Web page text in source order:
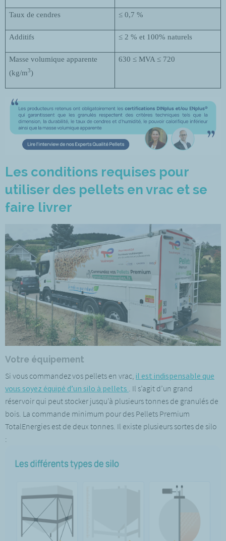
Taux de cendres ≤ 0,7 %
Additifs ≤ 2 % et 100% naturels
Masse volumique apparente
(kg/m3)
630 ≤ MVA ≤ 720
Les conditions requises pour
utiliser des pellets en vrac et se
faire livrer
Votre équipement
Si vous commandez vos pellets en vrac, il est indispensable que
vous soyez équipé d’un silo à pellets . Il s’agit d’un grand
réservoir qui peut stocker jusqu’à plusieurs tonnes de granulés de
bois. La commande minimum pour des Pellets Premium
TotalEnergies est de deux tonnes. Il existe plusieurs sortes de silo
: